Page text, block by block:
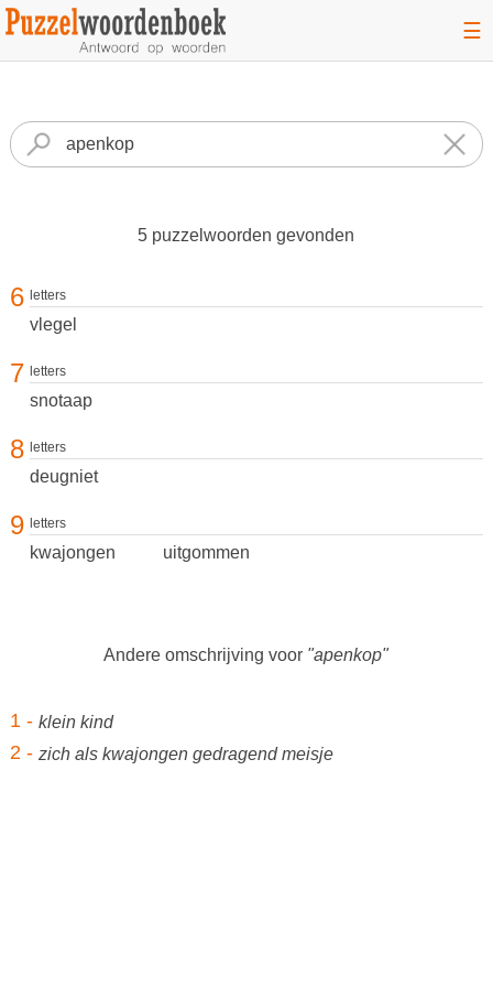
☰
5 puzzelwoorden gevonden
6 letters
vlegel
7 letters
snotaap
8 letters
deugniet
9 letters
kwajongen uitgommen
Andere omschrijving voor "apenkop"
1 - klein kind
2 - zich als kwajongen gedragend meisje